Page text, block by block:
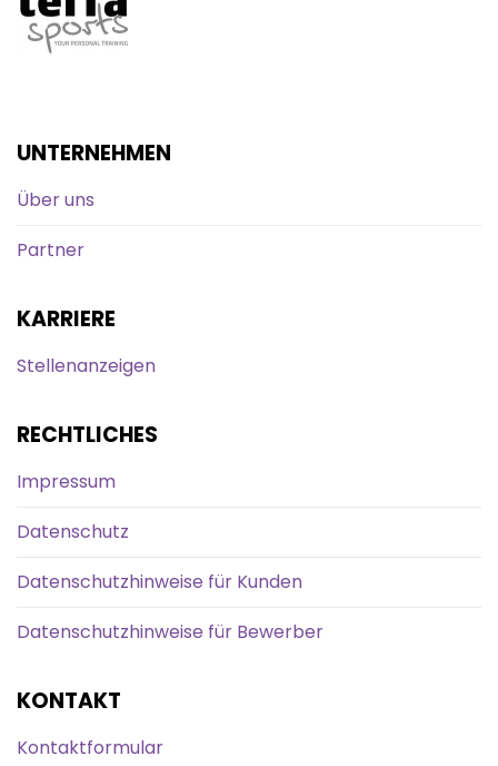
UNTERNEHMEN
Über uns
Partner
KARRIERE
Stellenanzeigen
RECHTLICHES
Impressum
Datenschutz
Datenschutzhinweise für Kunden
Datenschutzhinweise für Bewerber
KONTAKT
Kontaktformular